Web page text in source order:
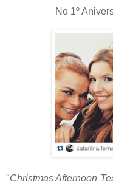
No 1º
"Christmas Afternoon